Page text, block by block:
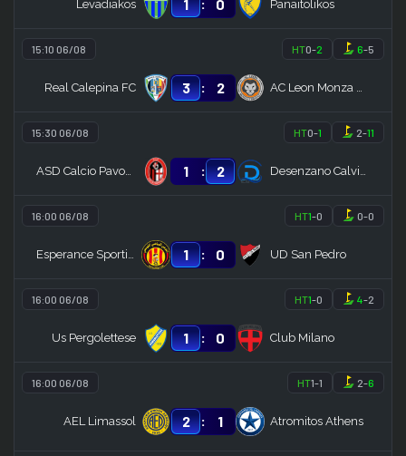
Levadiakos 1 0 Panaitolikos
15:10 06/08 HT0-2 6-5
Real Calepina FC 3 : 2 AC Leon Monza Brianza
15:30 06/08 HT0-1 2-11
ASD Calcio Pavonese 1 : 2 Desenzano Calvina
16:00 06/08 HT1-0 0-0
Esperance Sportive 1 : 0 UD San Pedro
16:00 06/08 HT1-0 4-2
Us Pergolettese 1 : 0 Club Milano
16:00 06/08 HT1-1 2-6
AEL Limassol 2 : 1 Atromitos Athens